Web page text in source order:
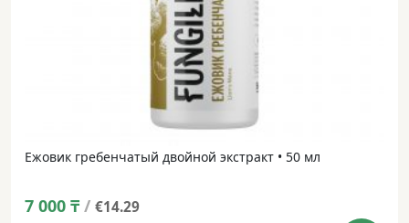
Ежовик гребенчатый двойной экстракт • 50 мл
7 000 ₸ / €14.29